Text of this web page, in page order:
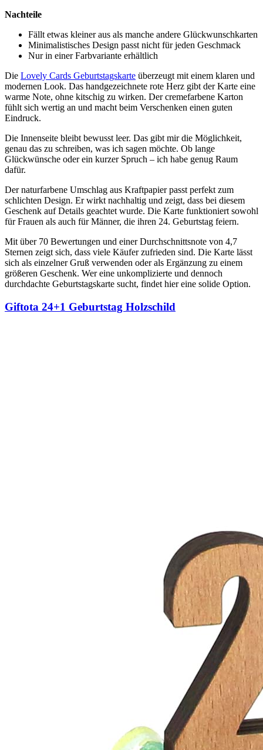
Nachteile
Fällt etwas kleiner aus als manche andere Glückwunschkarten
Minimalistisches Design passt nicht für jeden Geschmack
Nur in einer Farbvariante erhältlich
Die Lovely Cards Geburtstagskarte überzeugt mit einem klaren und
modernen Look. Das handgezeichnete rote Herz gibt der Karte eine
warme Note, ohne kitschig zu wirken. Der cremefarbene Karton
fühlt sich wertig an und macht beim Verschenken einen guten
Eindruck.
Die Innenseite bleibt bewusst leer. Das gibt mir die Möglichkeit,
genau das zu schreiben, was ich sagen möchte. Ob lange
Glückwünsche oder ein kurzer Spruch – ich habe genug Raum
dafür.
Der naturfarbene Umschlag aus Kraftpapier passt perfekt zum
schlichten Design. Er wirkt nachhaltig und zeigt, dass bei diesem
Geschenk auf Details geachtet wurde. Die Karte funktioniert sowohl
für Frauen als auch für Männer, die ihren 24. Geburtstag feiern.
Mit über 70 Bewertungen und einer Durchschnittsnote von 4,7
Sternen zeigt sich, dass viele Käufer zufrieden sind. Die Karte lässt
sich als einzelner Gruß verwenden oder als Ergänzung zu einem
größeren Geschenk. Wer eine unkomplizierte und dennoch
durchdachte Geburtstagskarte sucht, findet hier eine solide Option.
Giftota 24+1 Geburtstag Holzschild